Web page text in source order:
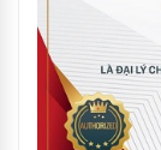
Chứng nhận